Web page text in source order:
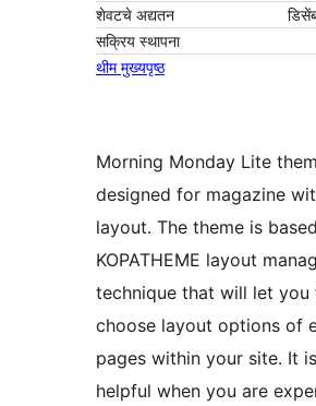
शेवटचे अद्यतन
सक्रिय स्थापना
थीम मुख्यपृष्ठ
Morning Monday Lite
designed for magazine
layout. The theme is
KOPATHEME layout
technique that will let
choose layout options of
pages within your site. It
helpful when you are